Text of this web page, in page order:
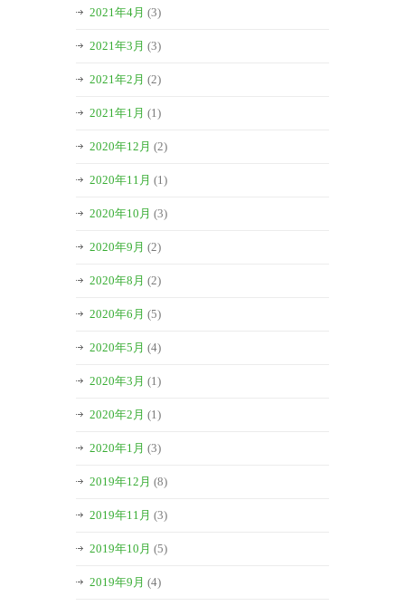
2021年4月 (3)
2021年3月 (3)
2021年2月 (2)
2021年1月 (1)
2020年12月 (2)
2020年11月 (1)
2020年10月 (3)
2020年9月 (2)
2020年8月 (2)
2020年6月 (5)
2020年5月 (4)
2020年3月 (1)
2020年2月 (1)
2020年1月 (3)
2019年12月 (8)
2019年11月 (3)
2019年10月 (5)
2019年9月 (4)